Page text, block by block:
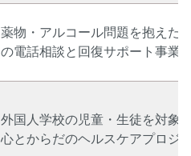
薬物・アルコール問題を抱えた
の電話相談と回復サポート事業
外国人学校の児童・生徒を対象
心とからだのヘルスケアプロジ